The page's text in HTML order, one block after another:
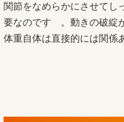
関節をなめらかにさせてし
要なのです 。動きの破綻
体重自体は直接的には関係